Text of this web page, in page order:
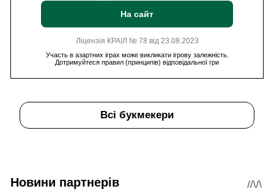
На сайт
Ліцензія КРАІЛ № 78 від 23.08.2023
Участь в азартних іграх може викликати ігрову залежність.
Дотримуйтеся правил (принципів) відповідальної гри
Всі букмекери